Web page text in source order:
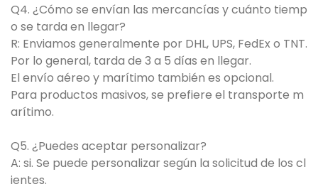
Q4. ¿Cómo se envían las mercancías y cuánto tiemp
o se tarda en llegar?
R: Enviamos generalmente por DHL, UPS, FedEx o TNT.
Por lo general, tarda de 3 a 5 días en llegar.
El envío aéreo y marítimo también es opcional.
Para productos masivos, se prefiere el transporte m
arítimo.
Q5. ¿Puedes aceptar personalizar?
A: si. Se puede personalizar según la solicitud de los cl
ientes.